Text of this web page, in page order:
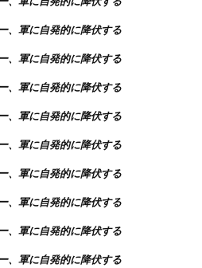
、軍に自発的に降伏する
、軍に自発的に降伏する
、軍に自発的に降伏する
、軍に自発的に降伏する
、軍に自発的に降伏する
、軍に自発的に降伏する
、軍に自発的に降伏する
、軍に自発的に降伏する
、軍に自発的に降伏する